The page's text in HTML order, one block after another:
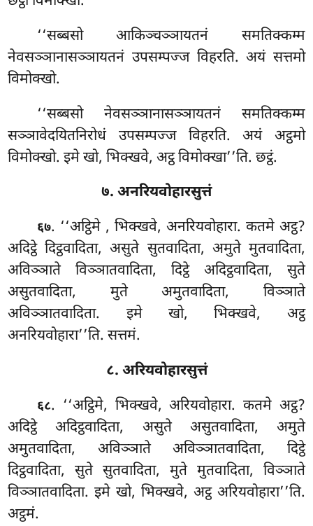
‘‘सब्बसोआकिञ्चञ्ञायतनं समतिक्कम्म
नेवसञ्ञानासञ्ञायतनं उपसम्पज्ज विहरति. अयं सत्तमो
विमोक्खो.
‘‘सब्बसो नेवसञ्ञानासञ्ञायतनं समतिक्कम्म
सञ्ञावेदयितनिरोधं उपसम्पज्ज विहरति. अयं अट्ठमो
विमोक्खो. इमे खो, भिक्खवे, अट्ठ विमोक्खा’’ति. छट्ठं.
७. अनरियवोहारसुत्तं
६७. ‘‘अट्ठिमे , भिक्खवे, अनरियवोहारा. कतमे अट्ठ?
अदिट्ठे दिट्ठवादिता, असुते सुतवादिता, अमुते मुतवादिता,
अविञ्ञाते विञ्ञातवादिता, दिट्ठे अदिट्ठवादिता, सुते
असुतवादिता, मुते अमुतवादिता, विञ्ञाते
अविञ्ञातवादिता. इमे खो, भिक्खवे, अट्ठ
अनरियवोहारा’’ति. सत्तमं.
८. अरियवोहारसुत्तं
६८. ‘‘अट्ठिमे, भिक्खवे, अरियवोहारा. कतमे अट्ठ?
अदिट्ठे अदिट्ठवादिता, असुते असुतवादिता, अमुते
अमुतवादिता, अविञ्ञाते अविञ्ञातवादिता, दिट्ठे
दिट्ठवादिता, सुते सुतवादिता, मुते मुतवादिता, विञ्ञाते
विञ्ञातवादिता. इमे खो, भिक्खवे, अट्ठ अरियवोहारा’’ति.
अट्ठमं.